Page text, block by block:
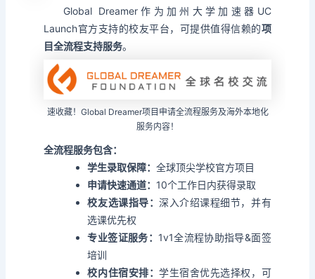
Global Dreamer作为加州大学加速器UC
Launch官方支持的校友平台，可提供值得信赖的项
目全流程支持服务。
速收藏！Global Dreamer项目申请全流程服务及海外本地化
服务内容！
全流程服务包含：
学生录取保障：全球顶尖学校官方项目
申请快速通道： 10个工作日内获得录取
校友选课指导：深入介绍课程细节，并有
选课优先权
专业签证服务： 1v1全流程协助指导&面签
培训
校内住宿安排：学生宿舍优先选择权，可